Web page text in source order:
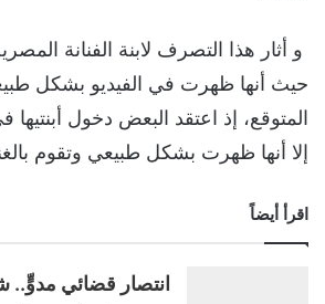
و أثار هذا التصرف لابنة الفنانة
حيث أنها ظهرت في الفيديو بشكل
المتوقع، إذ اعتقد البعض دخول
إلا أنها ظهرت بشكل طبيعي وتقوم
اقرأ أيضاً
انتصار قضائي مدوٍّ..